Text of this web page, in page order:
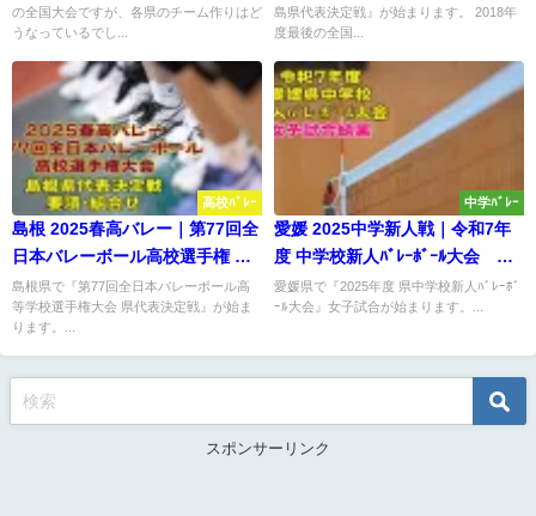
の全国大会ですが、各県のチーム作りはど
うなっているでし...
島県代表決定戦』が始まります。 2018年
度最後の全国...
高校ﾊﾞﾚｰ
島根 2025春高バレー｜第77回全
日本バレーボール高校選手権 代
表決定戦 要項･組合せ
島根県で『第77回全日本バレーボール高
等学校選手権大会 県代表決定戦』が始ま
ります。...
中学ﾊﾞﾚｰ
愛媛 2025中学新人戦｜令和7年
度 中学校新人ﾊﾞﾚｰﾎﾞｰﾙ大会 女
子結果
愛媛県で『2025年度 県中学校新人ﾊﾞﾚｰﾎﾞ
ｰﾙ大会』女子試合が始まります。...
スポンサーリンク